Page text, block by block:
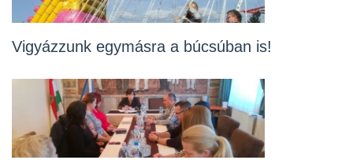
Vigyázzunk egymásra a búcsúban is!